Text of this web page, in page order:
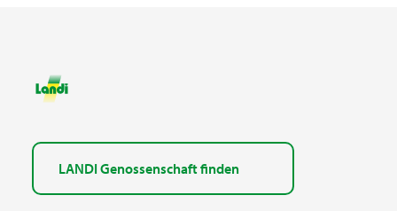
LANDI Genossenschaft finden